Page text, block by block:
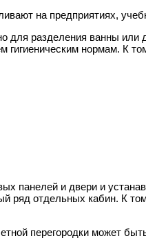
на предприятиях,
для разделения ванны
нормам. К
панелей и двери и
ряд отдельных кабин. К
перегородки может